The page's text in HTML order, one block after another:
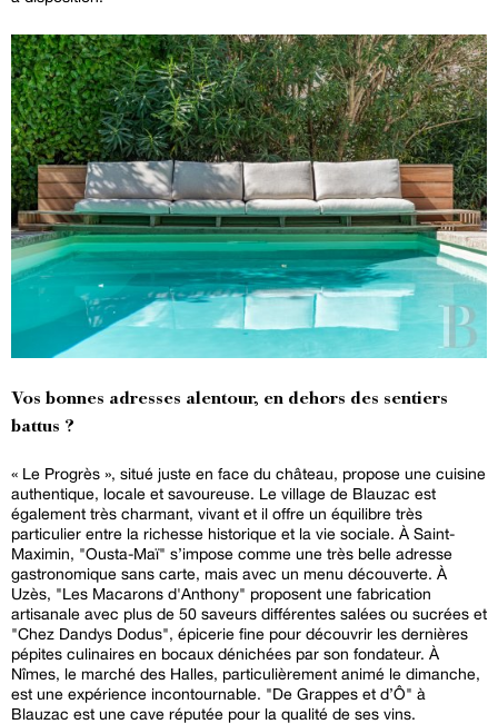
Vos bonnes adresses alentour, en dehors des sentiers
battus ?
« Le Progrès », situé juste en face du château, propose une cuisine
authentique, locale et savoureuse. Le village de Blauzac est
également très charmant, vivant et il offre un équilibre très
particulier entre la richesse historique et la vie sociale. À Saint-
Maximin, "Ousta-Maï" s’impose comme une très belle adresse
gastronomique sans carte, mais avec un menu découverte. À
Uzès, "Les Macarons d'Anthony" proposent une fabrication
artisanale avec plus de 50 saveurs différentes salées ou sucrées et
"Chez Dandys Dodus", épicerie fine pour découvrir les dernières
pépites culinaires en bocaux dénichées par son fondateur. À
Nîmes, le marché des Halles, particulièrement animé le dimanche,
est une expérience incontournable. "De Grappes et d’Ô" à
Blauzac est une cave réputée pour la qualité de ses vins.